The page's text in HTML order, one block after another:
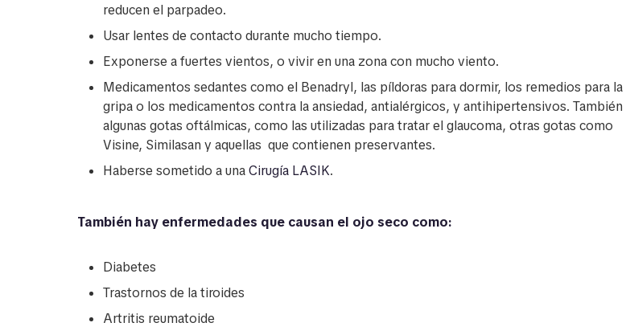
reducen el parpadeo.
Usar lentes de contacto durante mucho tiempo.
Exponerse a fuertes vientos, o vivir en una zona con mucho viento.
Medicamentos sedantes como el Benadryl, las píldoras para dormir, los remedios para la
gripa o los medicamentos contra la ansiedad, antialérgicos, y antihipertensivos. También
algunas gotas oftálmicas, como las utilizadas para tratar el glaucoma, otras gotas como
Visine, Similasan y aquellas que contienen preservantes.
Haberse sometido a unaCirugía LASIK.
También hay enfermedades que causan el ojo seco como:
Diabetes
Trastornos de la tiroides
Artritis reumatoide